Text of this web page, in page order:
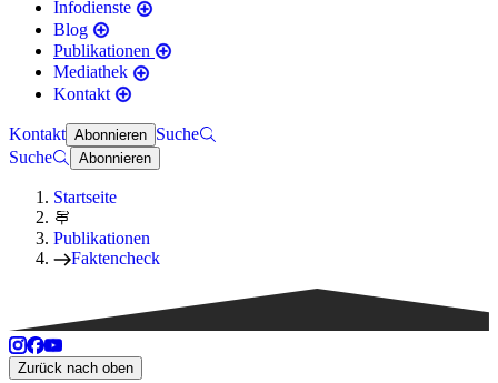
Infodienste
Blog
Publikationen
Mediathek
Kontakt
Kontakt Abonnieren Suche
Suche
Abonnieren
Startseite
Publikationen
Faktencheck
Zurück nach oben